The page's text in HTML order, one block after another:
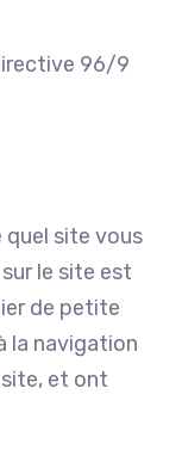
96/9
quel site vous
le site est
de petite
la navigation
et ont